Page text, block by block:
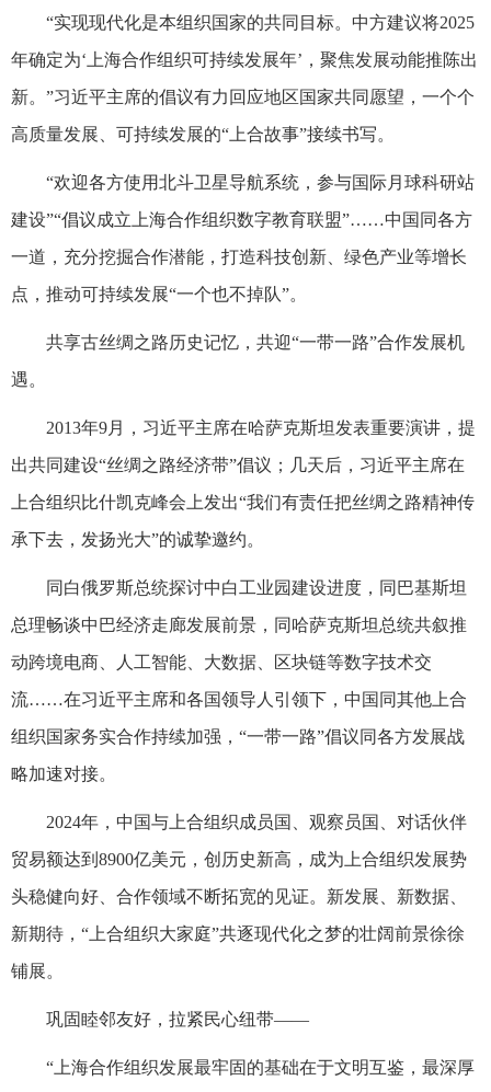
“实现现代化是本组织国家的共同目标。中方建议将2025
年确定为‘上海合作组织可持续发展年’，聚焦发展动能推陈出
新。”习近平主席的倡议有力回应地区国家共同愿望，一个个
高质量发展、可持续发展的“上合故事”接续书写。
“欢迎各方使用北斗卫星导航系统，参与国际月球科研站
建设”“倡议成立上海合作组织数字教育联盟”……中国同各方
一道，充分挖掘合作潜能，打造科技创新、绿色产业等增长
点，推动可持续发展“一个也不掉队”。
共享古丝绸之路历史记忆，共迎“一带一路”合作发展机
遇。
2013年9月，习近平主席在哈萨克斯坦发表重要演讲，提
出共同建设“丝绸之路经济带”倡议；几天后，习近平主席在
上合组织比什凯克峰会上发出“我们有责任把丝绸之路精神传
承下去，发扬光大”的诚挚邀约。
同白俄罗斯总统探讨中白工业园建设进度，同巴基斯坦
总理畅谈中巴经济走廊发展前景，同哈萨克斯坦总统共叙推
动跨境电商、人工智能、大数据、区块链等数字技术交
流……在习近平主席和各国领导人引领下，中国同其他上合
组织国家务实合作持续加强，“一带一路”倡议同各方发展战
略加速对接。
2024年，中国与上合组织成员国、观察员国、对话伙伴
贸易额达到8900亿美元，创历史新高，成为上合组织发展势
头稳健向好、合作领域不断拓宽的见证。新发展、新数据、
新期待，“上合组织大家庭”共逐现代化之梦的壮阔前景徐徐
铺展。
巩固睦邻友好，拉紧民心纽带——
“上海合作组织发展最牢固的基础在于文明互鉴，最深厚